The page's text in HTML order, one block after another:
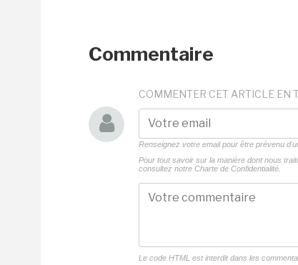
Commentaire
COMMENTER CET ARTICLE EN
Renseignez votre email pour être prévenu
Pour tout savoir sur la manière dont nous
consultez notre Charte de Confidentialité.
Le code HTML est interdit dans les